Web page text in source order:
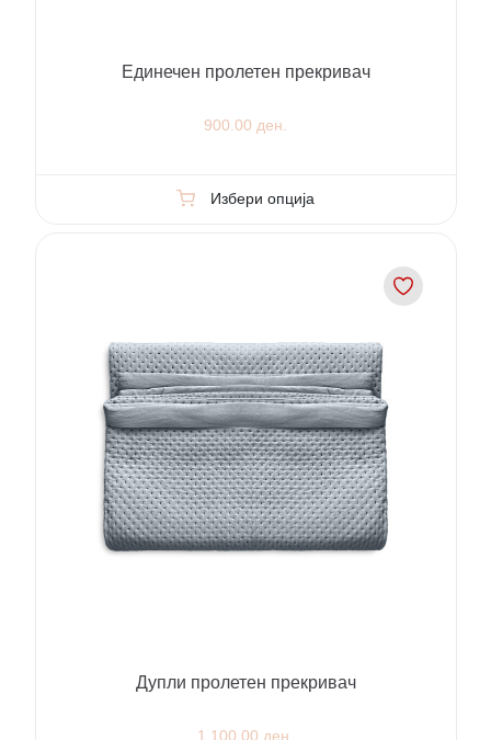
Единечен пролетен прекривач
900.00 ден.
Избери опција
Дупли пролетен прекривач
1,100.00 ден.